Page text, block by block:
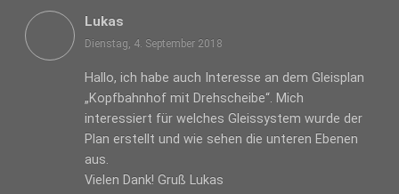
Lukas
Dienstag, 4. September 2018
Hallo, ich habe auch Interesse an dem Gleisplan
„Kopfbahnhof mit Drehscheibe“. Mich
interessiert für welches Gleissystem wurde der
Plan erstellt und wie sehen die unteren Ebenen
aus.
Vielen Dank! Gruß Lukas